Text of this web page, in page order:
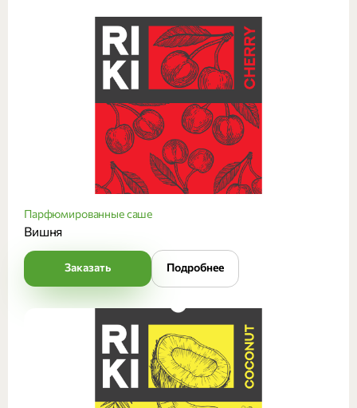
Парфюмированные саше
Вишня
Заказать Подробнее